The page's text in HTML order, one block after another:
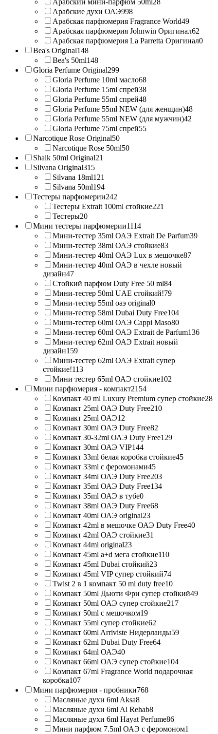
Арабский мини-парфюм 50ml 28
Арабские духи ОАЭ998
Арабская парфюмерия Fragrance World49
Арабская парфюмерия Johnwin Оригинал62
Арабская парфюмерия La Parretta Оригинал0
Bea's Original148
Bea's 50ml148
Gloria Perfume Original299
Gloria Perfume 10ml масло68
Gloria Perfume 15ml спрей38
Gloria Perfume 55ml спрей48
Gloria Perfume 55ml NEW (для женщин)48
Gloria Perfume 55ml NEW (для мужчин)42
Gloria Perfume 75ml спрей55
Narcotique Rose Original50
Narcotique Rose 50ml50
Shaik 50ml Original21
Silvana Original315
Silvana 18ml121
Silvana 50ml194
Тестеры парфюмерии242
Тестеры Extrait 100ml стойкие221
Тестеры20
Мини тестеры парфюмерии1114
Мини-тестер 35ml ОАЭ Extrait De Parfum39
Мини-тестер 38ml ОАЭ стойкие83
Мини-тестер 40ml ОАЭ Lux в мешочке87
Мини-тестер 40ml ОАЭ в чехле новый
дизайн47
Стойкий парфюм Duty Free 50 ml84
Мини-тестер 50ml UAE стойкий!79
Мини-тестер 55ml оаэ original0
Мини-тестер 58ml Dubai Duty Free104
Мини-тестер 60ml ОАЭ Cappi Maso80
Мини-тестер 60ml ОАЭ Extrait de Parfum136
Мини-тестер 62ml ОАЭ Extrait новый
дизайн159
Мини-тестер 62ml ОАЭ Extrait супер
стойкие!113
Мини тестер 65ml ОАЭ стойкие102
Мини парфюмерия - компакт2154
Компакт 40 ml Luxury Premium супер стойкие28
Компакт 25ml ОАЭ Duty Free210
Компакт 25ml ОАЭ12
Компакт 30ml ОАЭ Duty Free82
Компакт 30-32ml ОАЭ Duty Free129
Компакт 30ml ОАЭ VIP144
Компакт 33ml белая коробка стойкие45
Компакт 33ml с феромонами45
Компакт 34ml ОАЭ Duty Free203
Компакт 35ml ОАЭ Duty Free134
Компакт 35ml ОАЭ в тубе0
Компакт 38ml ОАЭ Duty Free68
Компакт 40ml ОАЭ original23
Компакт 42ml в мешочке ОАЭ Duty Free40
Компакт 42ml ОАЭ стойкие31
Компакт 44ml original23
Компакт 45ml a+d мега стойкие110
Компакт 45ml Dubai стойкий23
Компакт 45ml VIP супер стойкий74
Twist 2 в 1 компакт 50 ml duty free10
Компакт 50ml Дьюти Фри супер стойкий49
Компакт 50ml ОАЭ супер стойкие217
Компакт 50ml с мешочком19
Компакт 55ml супер стойкие62
Компакт 60ml Arriviste Нидерланды59
Компакт 62ml Dubai Duty Free64
Компакт 64ml ОАЭ40
Компакт 66ml ОАЭ супер стойкие104
Компакт 67ml Fragrance World подарочная
коробка107
Мини парфюмерия - пробники768
Масляные духи 6ml Aksa8
Масляные духи 6ml Al Rehab8
Масляные духи 6ml Hayat Perfume86
Мини парфюм 7.5ml ОАЭ с феромоном1